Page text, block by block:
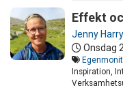
Effekt
Jenny
Onsdag
Inspiration,